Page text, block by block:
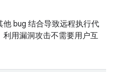
bug 结合导致远程执行代
用漏洞攻击不需要用户互